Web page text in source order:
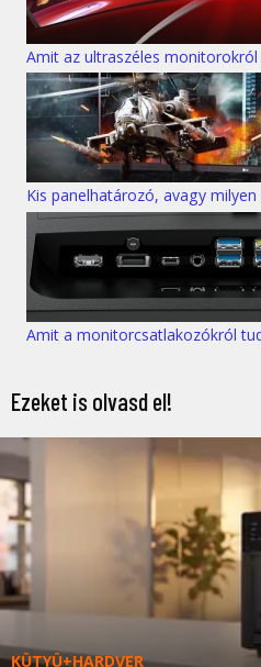
Amit az ultraszéles
Kis panelhatározó, avagy
Amit a monitorcsatlakozókról
Ezeket is olvasd el!
KÜTYÜ+HARDVER